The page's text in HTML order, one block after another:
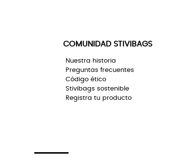
COMUNIDAD STIVIBAGS
Nuestra historia
Preguntas frecuentes
Código ético
Stivibags sostenible
Registra tu producto